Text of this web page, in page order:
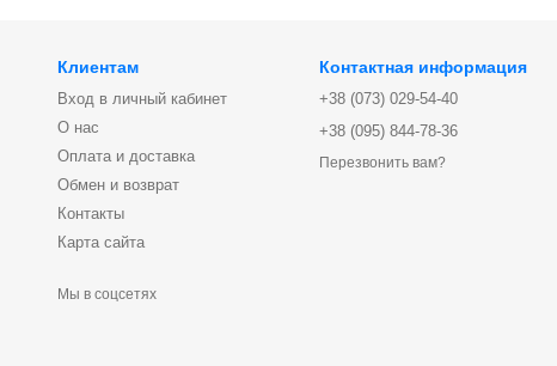
Клиентам
Вход в личный кабинет
О нас
Оплата и доставка
Обмен и возврат
Контакты
Карта сайта
Мы в соцсетях
Контактная информация
+38 (073) 029-54-40
+38 (095) 844-78-36
Перезвонить вам?